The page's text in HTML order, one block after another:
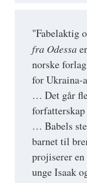
"Fabelaktig
fra Odessa
norske
for Ukraina-
… Det går
… Babels
barnet til
projiserer
unge Isaak